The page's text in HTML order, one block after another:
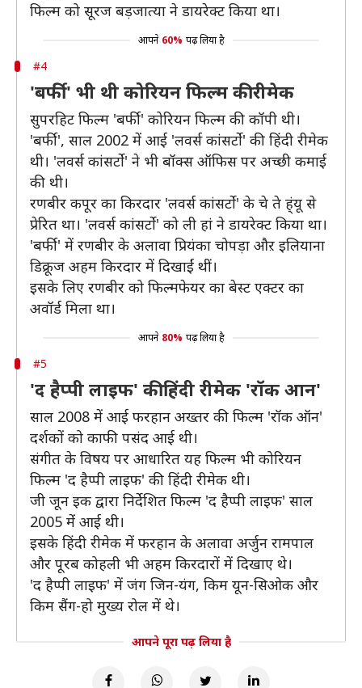
फिल्म को सूरज बड़जात्या ने डायरेक्ट किया था।
आपने 60% पढ़ लिया है
#4
'बर्फी' भी थी कोरियन फिल्म की रीमेक
सुपरहिट फिल्म 'बर्फी' कोरियन फिल्म की कॉपी थी।
'बर्फी', साल 2002 में आई 'लवर्स कांसर्टो' की हिंदी रीमेक
थी। 'लवर्स कांसर्टो' ने भी बॉक्स ऑफिस पर अच्छी कमाई
की थी।
रणबीर कपूर का किरदार 'लवर्स कांसर्टो' के चे ते ह्ंयू से
प्रेरित था। 'लवर्स कांसर्टो' को ली हां ने डायरेक्ट किया था।
'बर्फी' में रणबीर के अलावा प्रियंका चोपड़ा औऱ इलियाना
डिक्रूज अहम किरदार में दिखाईं थीं।
इसके लिए रणबीर को फिल्मफेयर का बेस्ट एक्टर का
अवॉर्ड मिला था।
आपने 80% पढ़ लिया है
#5
'द हैप्पी लाइफ' की हिंदी रीमेक 'रॉक आन'
साल 2008 में आई फरहान अख्तर की फिल्म 'रॉक ऑन'
दर्शकों को काफी पसंद आई थी।
संगीत के विषय पर आधारित यह फिल्म भी कोरियन
फिल्म 'द हैप्पी लाइफ' की हिंदी रीमेक थी।
जी जून इक द्वारा निर्देशित फिल्म 'द हैप्पी लाइफ' साल
2005 मेंं आई थी।
इसके हिंदी रीमेक में फरहान के अलावा अर्जुन रामपाल
और पूरब कोहली भी अहम किरदारों में दिखाए थे।
'द हैप्पी लाइफ' में जंग जिन-यंग, किम यून-सिओक और
किम सैंग-हो मुख्य रोल में थे।
आपने पूरा पढ़ लिया है